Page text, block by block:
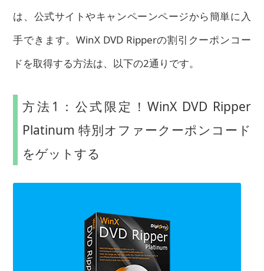
は、公式サイトやキャンペーンページから簡単に入
手できます。WinX DVD Ripperの割引クーポンコー
ドを取得する方法は、以下の2通りです。
方法1：公式限定！WinX DVD Ripper
Platinum 特別オファークーポンコード
をゲットする